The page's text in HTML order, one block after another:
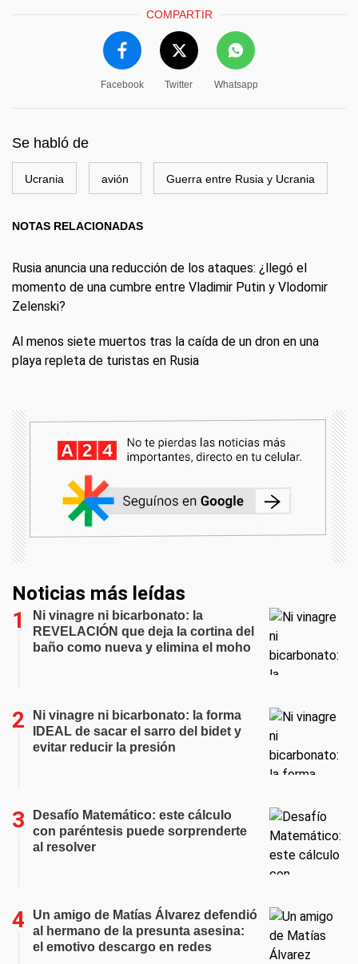
COMPARTIR
Facebook Twitter Whatsapp
Se habló de
Ucrania avión Guerra entre Rusia y Ucrania
NOTAS RELACIONADAS
Rusia anuncia una reducción de los ataques: ¿llegó el
momento de una cumbre entre Vladimir Putin y Vlodomir
Zelenski?
Al menos siete muertos tras la caída de un dron en una
playa repleta de turistas en Rusia
Noticias más leídas
Ni vinagre ni bicarbonato: la
REVELACIÓN que deja la cortina del
baño como nueva y elimina el moho
Ni vinagre ni bicarbonato: la forma
IDEAL de sacar el sarro del bidet y
evitar reducir la presión
Desafío Matemático: este cálculo
con paréntesis puede sorprenderte
al resolver
Un amigo de Matías Álvarez defendió
al hermano de la presunta asesina:
el emotivo descargo en redes